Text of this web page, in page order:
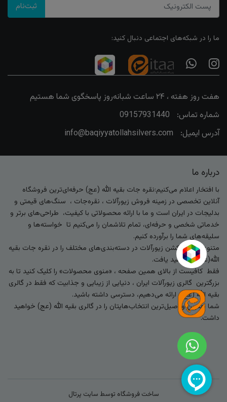
ثبت‌نام
ما را در شبکه‌های اجتماعی دنبال کنید:
هفت روز هفته ، ۲۴ ساعت شبانه‌روز پاسخگوی شما هستیم
شماره تماس:
09157931440
آدرس ایمیل:
info@baqiyyatollahsilvers.com
درباره ما
با افتخار اعلام می‌کنیم:نقره جات بقیه الله (عج) حرفه‌ای‌ترین فروشگاه
آنلاین تخصصی در زمینه فروش زیورآلات ، نقره‌جات ، سنگ‌های قیمتی و
بدلیجات در ایران است و ما با ارائه محصولاتی با کیفیت، طراحی‌های برتر و
خدماتی شخصی و حرفه‌ای، تمام تلاشمان را می‌کنیم تا خواسته‌ها و
سلیقه‌های شما را برآورده کنیم.
متنوع‌ترین کالکشن زیورآلات در دسته‌بندی‌های مختلف را در نقره جات بقیه
الله(عج) خواهید یافت.
فقط کافیست از بالای همین صفحه ، «منوی محصولات» را کلیک کنید تا به
بزرگترین گالری زیورآلات ایران ، دنیایی از زیبایی و جذابیت که فقط در گالری
بقیه الله (عج) ارائه می‌دهیم، دسترسی داشته باشید.
شما بهترین و اصیل‌ترین انتخاب‌هایتان را در گالری بقیه الله (عج) خواهید
داشت.
ساخت فروشگاه توسط سایت پرتال